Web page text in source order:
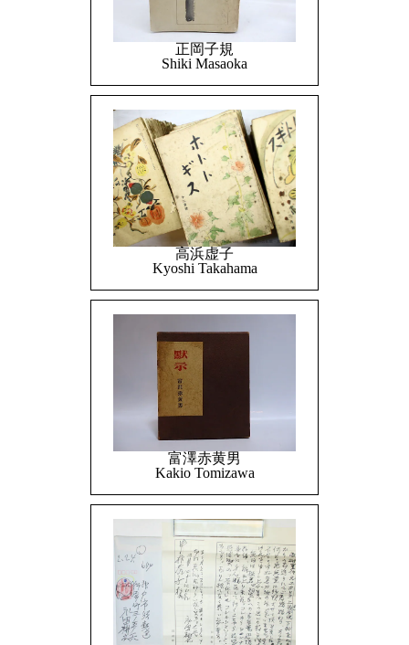
正岡子規
Shiki Masaoka
高浜虚子
Kyoshi Takahama
富澤赤黄男
Kakio Tomizawa